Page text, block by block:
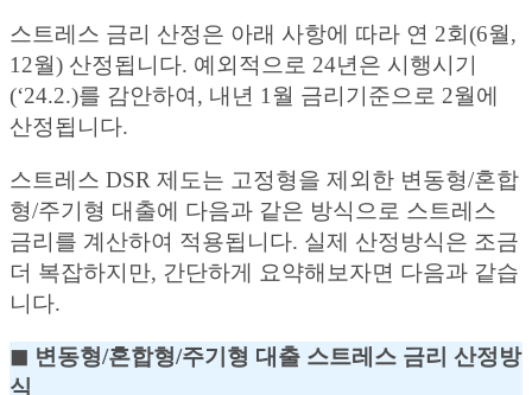
스트레스 금리 산정은 아래 사항에 따라 연 2회(6월,
12월) 산정됩니다. 예외적으로 24년은 시행시기
(‘24.2.)를 감안하여, 내년 1월 금리기준으로 2월에
산정됩니다.
스트레스 DSR 제도는 고정형을 제외한 변동형/혼합
형/주기형 대출에 다음과 같은 방식으로 스트레스
금리를 계산하여 적용됩니다. 실제 산정방식은 조금
더 복잡하지만, 간단하게 요약해보자면 다음과 같습
니다.
◼︎ 변동형/혼합형/주기형 대출 스트레스 금리 산정방
식